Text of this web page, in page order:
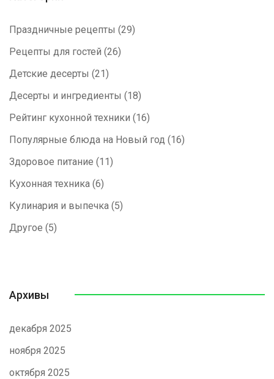
Праздничные рецепты (29)
Рецепты для гостей (26)
Детские десерты (21)
Десерты и ингредиенты (18)
Рейтинг кухонной техники (16)
Популярные блюда на Новый год (16)
Здоровое питание (11)
Кухонная техника (6)
Кулинария и выпечка (5)
Другое (5)
Архивы
декабря 2025
ноября 2025
октября 2025